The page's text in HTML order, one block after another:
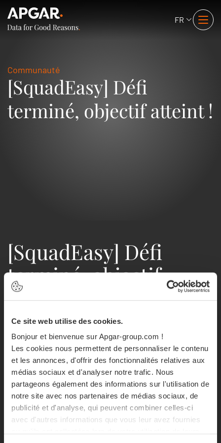
Ce site web utilise des cookies.
Bonjour et bienvenue sur Apgar-group.com !
Les cookies nous permettent de personnaliser le contenu
et les annonces, d'offrir des fonctionnalités relatives aux
médias sociaux et d'analyser notre trafic. Nous
partageons également des informations sur l'utilisation de
notre site avec nos partenaires de médias sociaux, de
publicité et d'analyse, qui peuvent combiner celles-ci
avec d'autres informations que vous leur avez fournies
FR
Communauté
[SquadEasy] Défi
terminé, objectif atteint !
[SquadEasy] Défi
terminé, objectif
atteint !.